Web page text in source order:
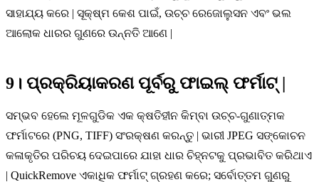
ସାହାଯ୍ୟ କରେ | ସୂକ୍ଷ୍ମ କେଶ ପାଇଁ, ଉଚ୍ଚ ରେଜୋଲୁସନ ଏବଂ ଭଲ
ଆଲୋକ ଧାରର ଗୁଣରେ ଉନ୍ନତି ଆଣେ |
9। ପ୍ରକ୍ରିୟାକରଣ ପୂର୍ବରୁ ଫାଇଲ୍ ଫର୍ମାଟ୍ |
ସମ୍ଭବ ହେଲେ ମୂଳଗୁଡିକ ଏକ କ୍ଷତିହୀନ କିମ୍ବା ଉଚ୍ଚ-ଗୁଣାତ୍ମକ
ଫର୍ମାଟରେ (PNG, TIFF) ସଂରକ୍ଷଣ କରନ୍ତୁ | ଭାରୀ JPEG ସଙ୍କୋଚନ
କଳାକୃତିର ପରିଚୟ ଦେଇପାରେ ଯାହା ଧାର ଚିହ୍ନଟକୁ ପ୍ରଭାବିତ କରିଥାଏ
| QuickRemove ଏକାଧିକ ଫର୍ମାଟ୍ ଗ୍ରହଣ କରେ; ସର୍ବୋତ୍ତମ ଗୁଣରୁ